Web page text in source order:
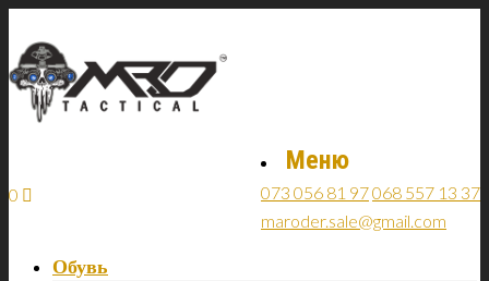
Меню
073 056 81 97068 557 13 37
maroder.sale@gmail.com
Обувь
0